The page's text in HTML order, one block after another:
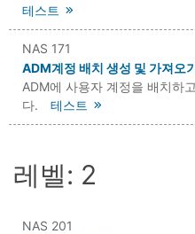
테스트
NAS 171
ADM계정 배치 생성 및 가져오
ADM에 사용자 계정을 배치하
다.
테스트
레벨: 2
NAS 201